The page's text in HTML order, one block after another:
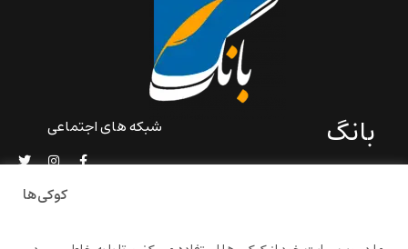
بانگ
و امکانات مشترک شخصی
شبکه های اجتماعی
کوکی‌ها